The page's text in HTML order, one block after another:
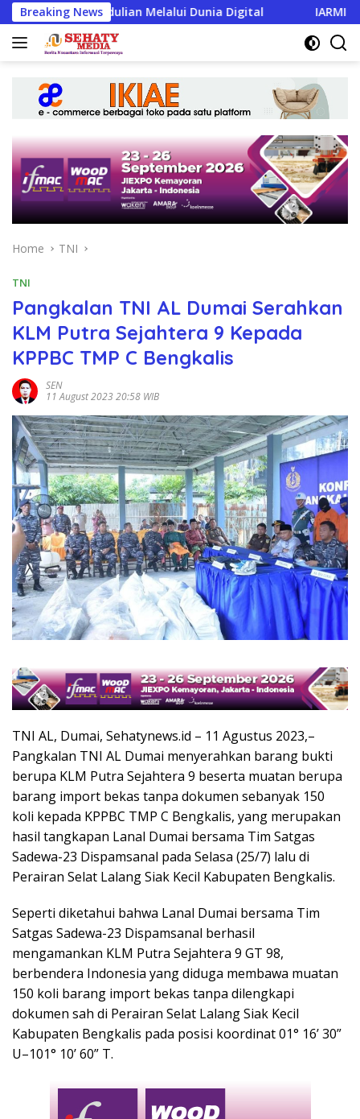
Skip
to
content
Breaking NewsMelalui Dunia Digital IARMI Menata
Home TNI
TNI
Pangkalan TNI AL Dumai Serahkan
KLM Putra Sejahtera 9 Kepada
KPPBC TMP C Bengkalis
SEN
11 August 2023 20:58 WIB
TNI AL, Dumai, Sehatynews.id – 11 Agustus 2023,–
Pangkalan TNI AL Dumai menyerahkan barang bukti
berupa KLM Putra Sejahtera 9 beserta muatan berupa
barang import bekas tanpa dokumen sebanyak 150
koli kepada KPPBC TMP C Bengkalis, yang merupakan
hasil tangkapan Lanal Dumai bersama Tim Satgas
Sadewa-23 Dispamsanal pada Selasa (25/7) lalu di
Perairan Selat Lalang Siak Kecil Kabupaten Bengkalis.
Seperti diketahui bahwa Lanal Dumai bersama Tim
Satgas Sadewa-23 Dispamsanal berhasil
mengamankan KLM Putra Sejahtera 9 GT 98,
berbendera Indonesia yang diduga membawa muatan
150 koli barang import bekas tanpa dilengkapi
dokumen sah di Perairan Selat Lalang Siak Kecil
Kabupaten Bengkalis pada posisi koordinat 01° 16’ 30”
U–101° 10’ 60” T.